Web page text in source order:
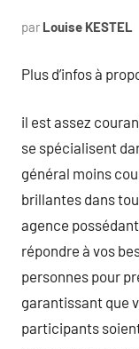
par Louise KESTEL
Plus d’infos à
il est assez
se spécialisent
général moins
brillantes dans
agence
répondre à vos
personnes pour
garantissant que
participants